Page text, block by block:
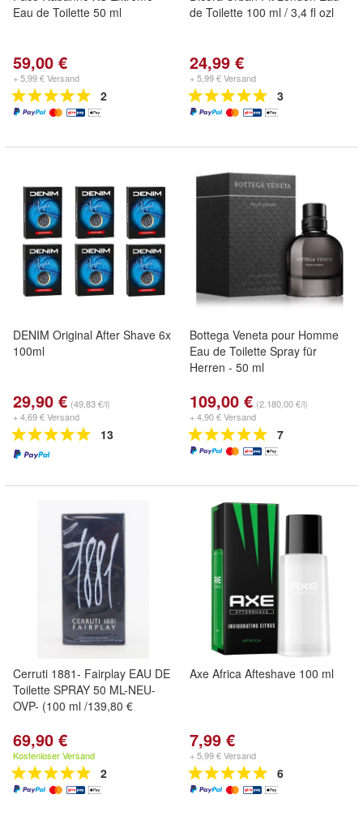
Eau de Toilette 50 ml
59,00 €
+ 5,99 € Versand
2
de Toilette 100 ml / 3,4 fl ozl
24,99 €
+ 5,99 € Versand
3
DENIM Original After Shave 6x
100ml
29,90 € (49,83 €/l)
+ 4,69 € Versand
13
Bottega Veneta pour Homme
Eau de Toilette Spray für
Herren - 50 ml
109,00 € (2.180,00 €/l)
+ 4,90 € Versand
7
Cerruti 1881- Fairplay EAU DE
Toilette SPRAY 50 ML-NEU-
OVP- (100 ml /139,80 €
69,90 €
Kostenloser Versand
2
Axe Africa Afteshave 100 ml
7,99 €
+ 5,99 € Versand
6